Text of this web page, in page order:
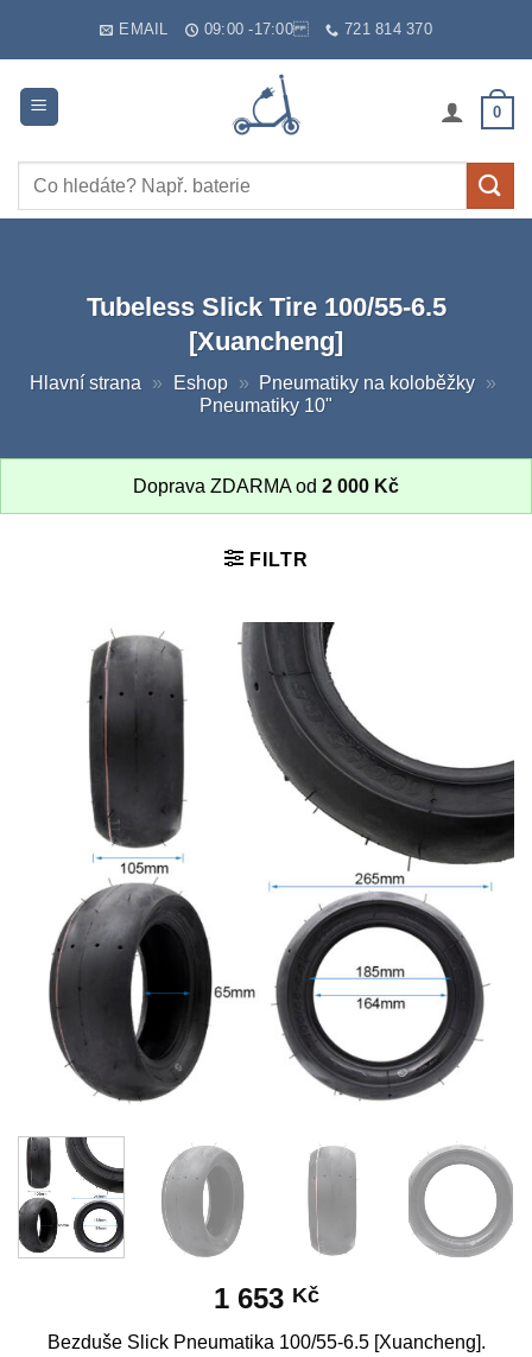
EMAIL 09:00 -17:00 721 814 370
0
Hledat:
Tubeless Slick Tire 100/55-6.5
[Xuancheng]
Hlavní strana » Eshop » Pneumatiky na koloběžky »
Pneumatiky 10"
Doprava ZDARMA od 2 000 Kč
FILTR
1 653 Kč
Bezduše Slick Pneumatika 100/55-6.5 [Xuancheng].